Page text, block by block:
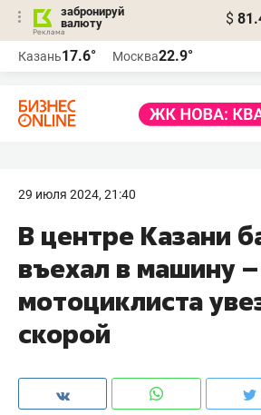
забронируй
валюту
$
Казань17.6° Москва22.9°
29 июля 2024, 21:40
В центре Казани
въехал в машину –
мотоциклиста
скорой